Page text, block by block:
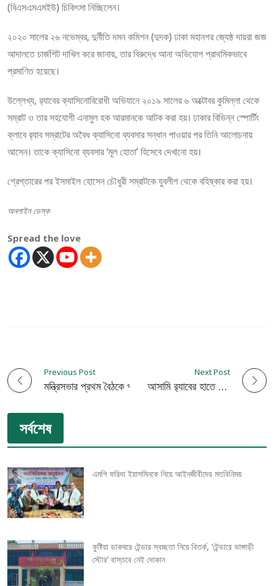
(বিএসএমএমইউ) চিকিৎসা নিচ্ছিলেন।
২০২০ সালের ২৬ নভেম্বর, দুর্নীতি দমন কমিশন (দুদক) ঢাকা মহানগর জ্যেষ্ঠ দায়রা জজ
আদালতে চার্জশিট দাখিল করে জানায়, তার বিরুদ্ধে আনা অভিযোগ প্রাথমিকভাবে
প্রমাণিত হয়েছে।
উল্লেখ্য, র‌্যাবের ক্যাসিনোবিরোধী অভিযানে ২০১৯ সালের ৬ অক্টোবর কুমিল্লা থেকে
সম্রাট ও তার সহযোগী এনামুল হক আরমানকে আটক করা হয়। ঢাকার বিভিন্ন স্পোর্টিং
ক্লাবে র‌্যাব সম্রাটের অবৈধ ক্যাসিনো ব্যবসার সন্ধান পাওয়ার পর তিনি আলোচনায়
আসেন। তাকে ক্যাসিনো ব্যবসার ‘মূল হোতা’ হিসেবে দেখানো হয়।
গ্রেপ্তারের পর ইসমাইল হোসেন চৌধুরী সম্রাটকে যুবলীগ থেকে বহিষ্কার করা হয়।
অনলাইন ডেস্ক
Spread the love
P
o
s
t
n
a
v
i
Previous Post
মন্ত্রিসভার প্রথম বৈঠকে প্রধানমন্ত্রী:
Next Post
কুষ্টিয়ায় হত্যা মামলার দুই আসামি র‌্যাবের হাতে গ্রেফতার
সর্বশেষ
এমপি ফরিদা ইয়াসমিনকে নিয়ে আইনজীবীদের মতবিনিময়
কুষ্টিয়া ডাকঘরে টেন্ডার স্বচ্ছতা নিয়ে বিতর্ক, ‘টেন্ডারে ভাঙ্গাড়ী
স্টোর’ বাস্তবে নেই দোকান